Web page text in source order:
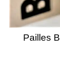
Pailles